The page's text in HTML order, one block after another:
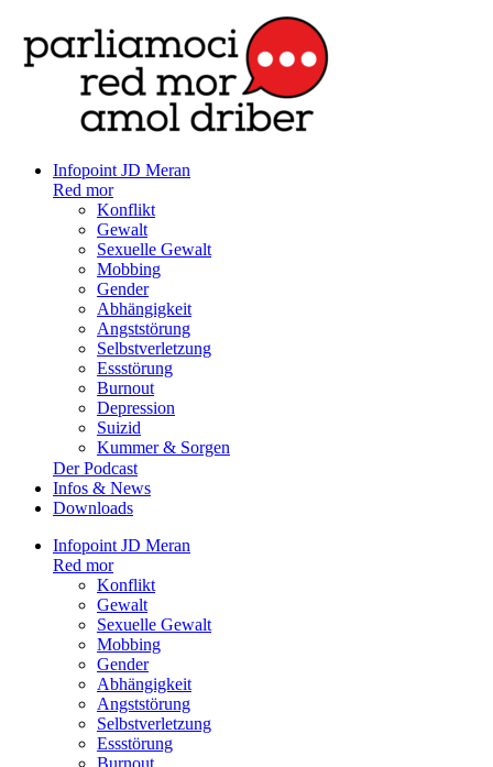
Infopoint JD Meran
Red mor
Konflikt
Gewalt
Sexuelle Gewalt
Mobbing
Gender
Abhängigkeit
Angststörung
Selbstverletzung
Essstörung
Burnout
Depression
Suizid
Kummer & Sorgen
Der Podcast
Infos & News
Downloads
Infopoint JD Meran
Red mor
Konflikt
Gewalt
Sexuelle Gewalt
Mobbing
Gender
Abhängigkeit
Angststörung
Selbstverletzung
Essstörung
Burnout